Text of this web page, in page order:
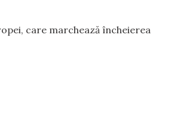
care marchează încheierea